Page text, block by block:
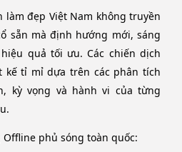
làm đẹp Việt Nam không truyền
sẵn mà định hướng mới, sáng
quả tối ưu. Các chiến dịch
kế tỉ mỉ dựa trên các phân tích
kỳ vọng và hành vi của từng
phủ sóng toàn quốc: